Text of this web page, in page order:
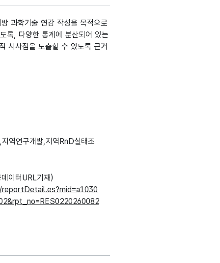
과학기술 연감 작성을 목적으로
록, 다양한 통계에 분산되어 있는
시사점을 도출할 수 있도록 근거
역연구개발,지역RnD실태조
이터URL기재)